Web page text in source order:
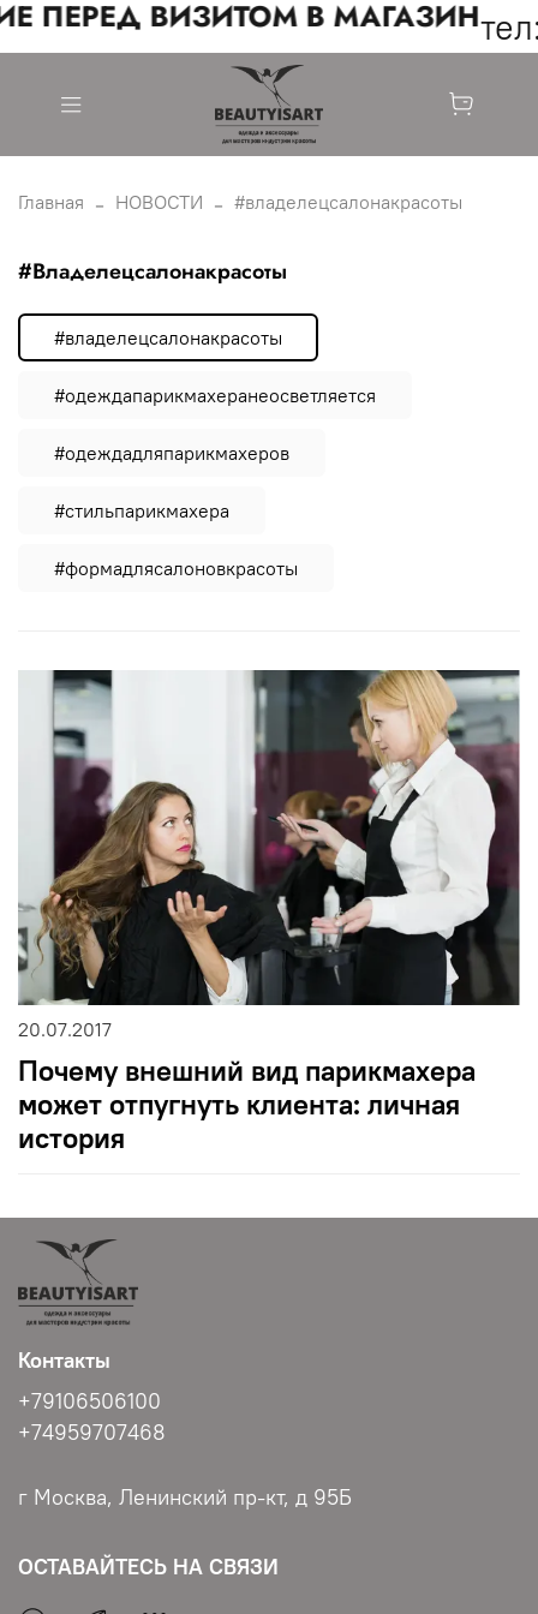
ПЕРЕД ВИЗИТОМ В МАГАЗИН
Главная НОВОСТИ #владелецсалонакрасоты
#владелецсалонакрасоты
#владелецсалонакрасоты
#одеждапарикмахеранеосветляется
#одеждадляпарикмахеров
#стильпарикмахера
#формадлясалоновкрасоты
20.07.2017
Почему внешний вид парикмахера
может отпугнуть клиента: личная
история
Контакты
+79106506100
+74959707468
г Москва, Ленинский пр-кт, д 95Б
ОСТАВАЙТЕСЬ НА СВЯЗИ